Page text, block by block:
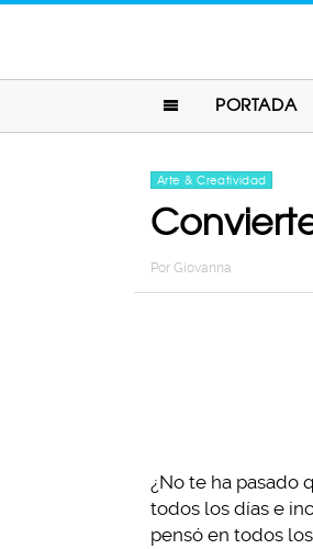
PORTADA
Arte & Creatividad
Por Giovanna
¿No te ha pasado
todos los días e
pensó en todos